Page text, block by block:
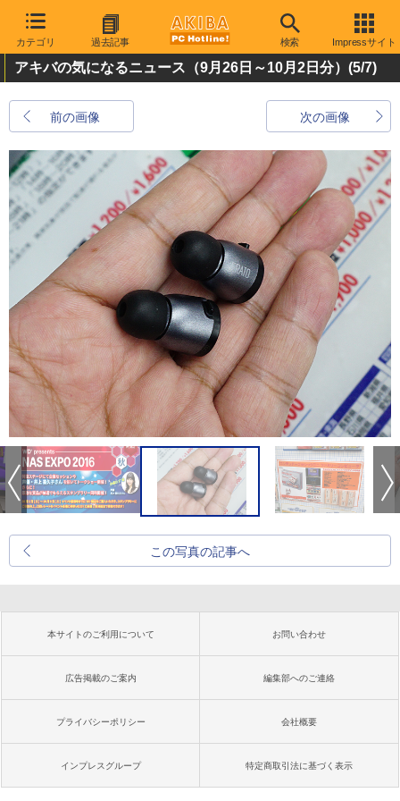
カテゴリ 過去記事 検索 Impressサイト
アキバの気になるニュース（9月26日～10月2日分） (5/7)
前の画像 次の画像
この写真の記事へ
本サイトのご利用について お問い合わせ
広告掲載のご案内 編集部へのご連絡
プライバシーポリシー 会社概要
インプレスグループ 特定商取引法に基づく表示